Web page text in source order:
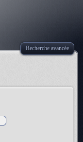
Recherche avancée